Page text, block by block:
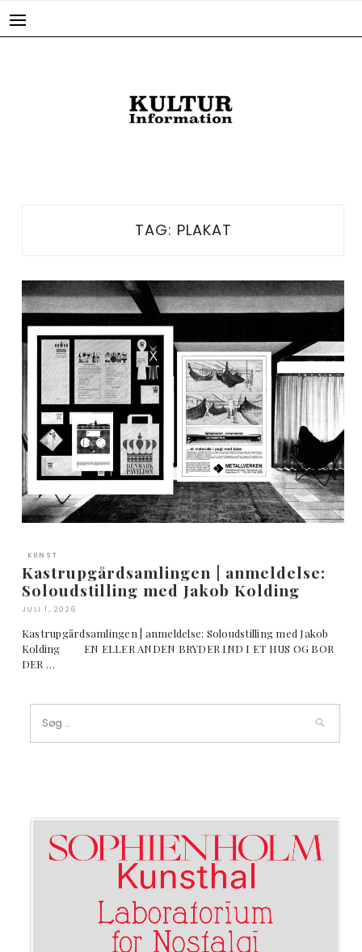
TAG: PLAKAT
KUNST
Kastrupgårdsamlingen | anmeldelse:
Soloudstilling med Jakob Kolding
JULI 1, 2026
Kastrupgårdsamlingen | anmeldelse: Soloudstilling med Jakob
Kolding EN ELLER ANDEN BRYDER IND I ET HUS OG BOR
DER …